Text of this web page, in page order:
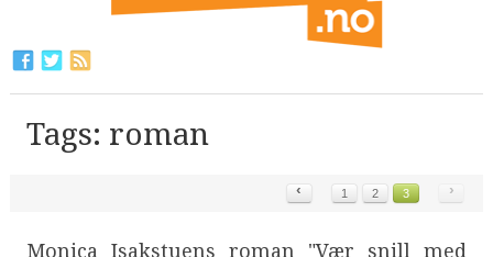
Tags: roman
‹ 1 2 3 ›
Monica Isakstuens roman "Vær snill med